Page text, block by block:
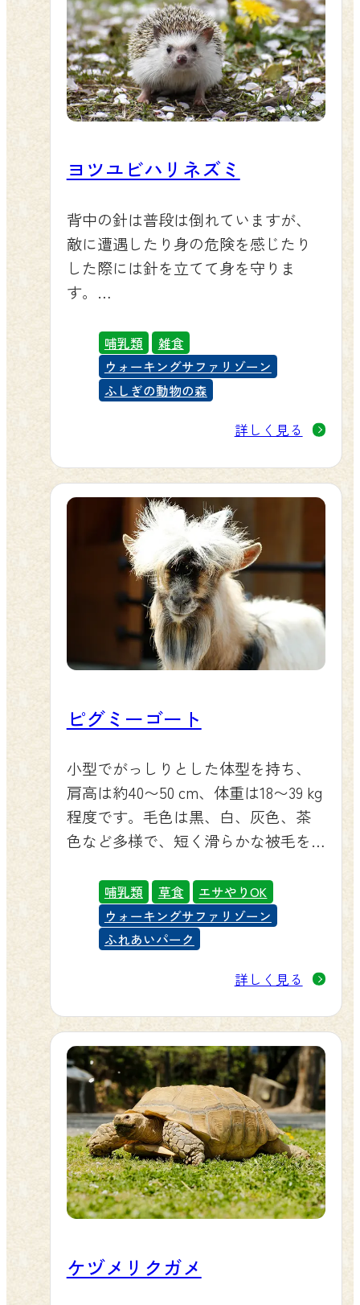
ヨツユビハリネズミ
背中の針は普段は倒れていますが、
敵に遭遇したり身の危険を感じたり
した際には針を立てて身を守りま
す。
下では少量の植物質も食べます。
日中は茂みの中や岩の隙間、石の下
の穴などにひそみ、日没後に活動し
ヨツユビハリネズミは飼育下で盛ん
ノ（白色変種）をはじめ、複数のカ
ラーバリエーションがあります。
哺乳類
雑食
ウォーキングサファリゾーン
ふしぎの動物の森
詳しく見る
ピグミーゴート
小型でがっしりとした体型を持ち、
肩高は約40〜50 cm、体重は18〜39 kg
程度です。毛色は黒、白、灰色、茶
色など多様で、短く滑らかな被毛を
の角は長く湾曲していることが多
く、雌の角は短く直線的です。雄に
は顎ひげがあり、雌にはないか、あ
形で、周囲を広く見渡すことがで
ます。
哺乳類 草食
エサやりOK
ウォーキングサファリゾーン
ふれあいパーク
詳しく見る
ケヅメリクガメ